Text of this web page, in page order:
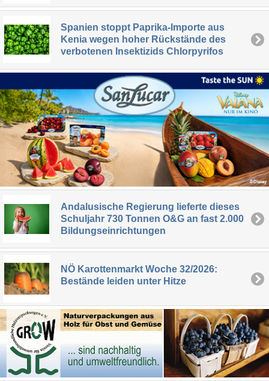
Spanien stoppt Paprika-Importe aus
Kenia wegen hoher Rückstände des
verbotenen Insektizids Chlorpyrifos
Andalusische Regierung lieferte dieses
Schuljahr 730 Tonnen O&G an fast 2.000
Bildungseinrichtungen
NÖ Karottenmarkt Woche 32/2026:
Bestände leiden unter Hitze